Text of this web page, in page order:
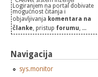
Logiranjem na portal dobivate
mogućnost čitanja i
objavljivanja komentara na
članke , pristup forumu , ...
Navigacija
sys.monitor